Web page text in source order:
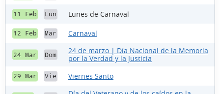
11 Feb Lun Lunes de Carnaval
12 Feb Mar Carnaval
24 Mar Dom
24 de marzo | Día Nacional de la Memoria
por la Verdad y la Justicia
29 Mar Vie Viernes Santo